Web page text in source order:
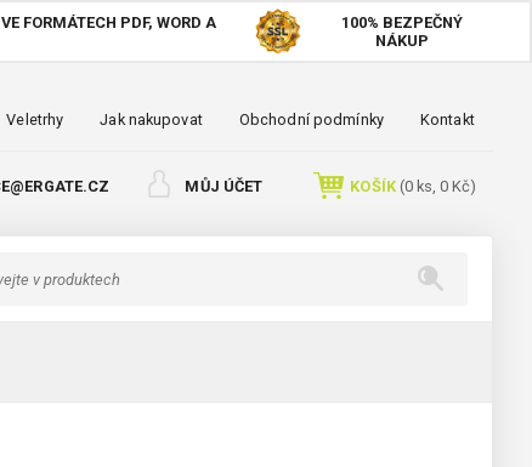
FORMÁTECH PDF, WORD A
100% BEZPEČNÝ
NÁKUP
Veletrhy Jak nakupovat Obchodní podmínky Kontakt
MŮJ ÚČET KOŠÍK(0ks, 0 Kč)